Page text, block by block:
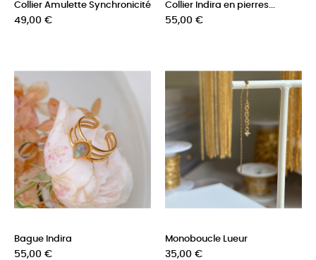
Collier Amulette Synchronicité
Prix
49,00 €
Collier Indira en pierres...
Prix
55,00 €
Bague Indira
Prix
55,00 €
Monoboucle Lueur
Prix
35,00 €